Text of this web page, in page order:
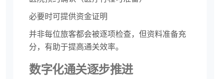
必要时可提供资金证明
并非每位旅客都会被逐项检查，但资料准备充
分，有助于提高通关效率。
数字化通关逐步推进